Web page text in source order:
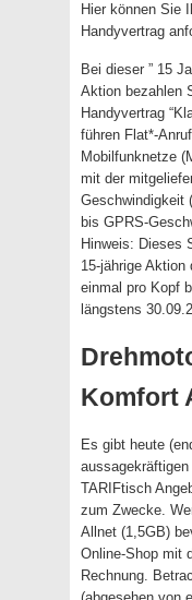
Hier können Sie
Handyvertrag
Bei dieser ” 15
Aktion bezahlen
Handyvertrag
führen Flat*-
Mobilfunknetze
mit der
Geschwindigkeit
bis GPRS-
Hinweis: Dieses
15-jährige Aktion
einmal pro Kopf
längstens
Komfort
Es gibt heute
TARIFtisch
zum Zwecke.
Allnet (1,5GB)
Online-Shop mit
Rechnung.